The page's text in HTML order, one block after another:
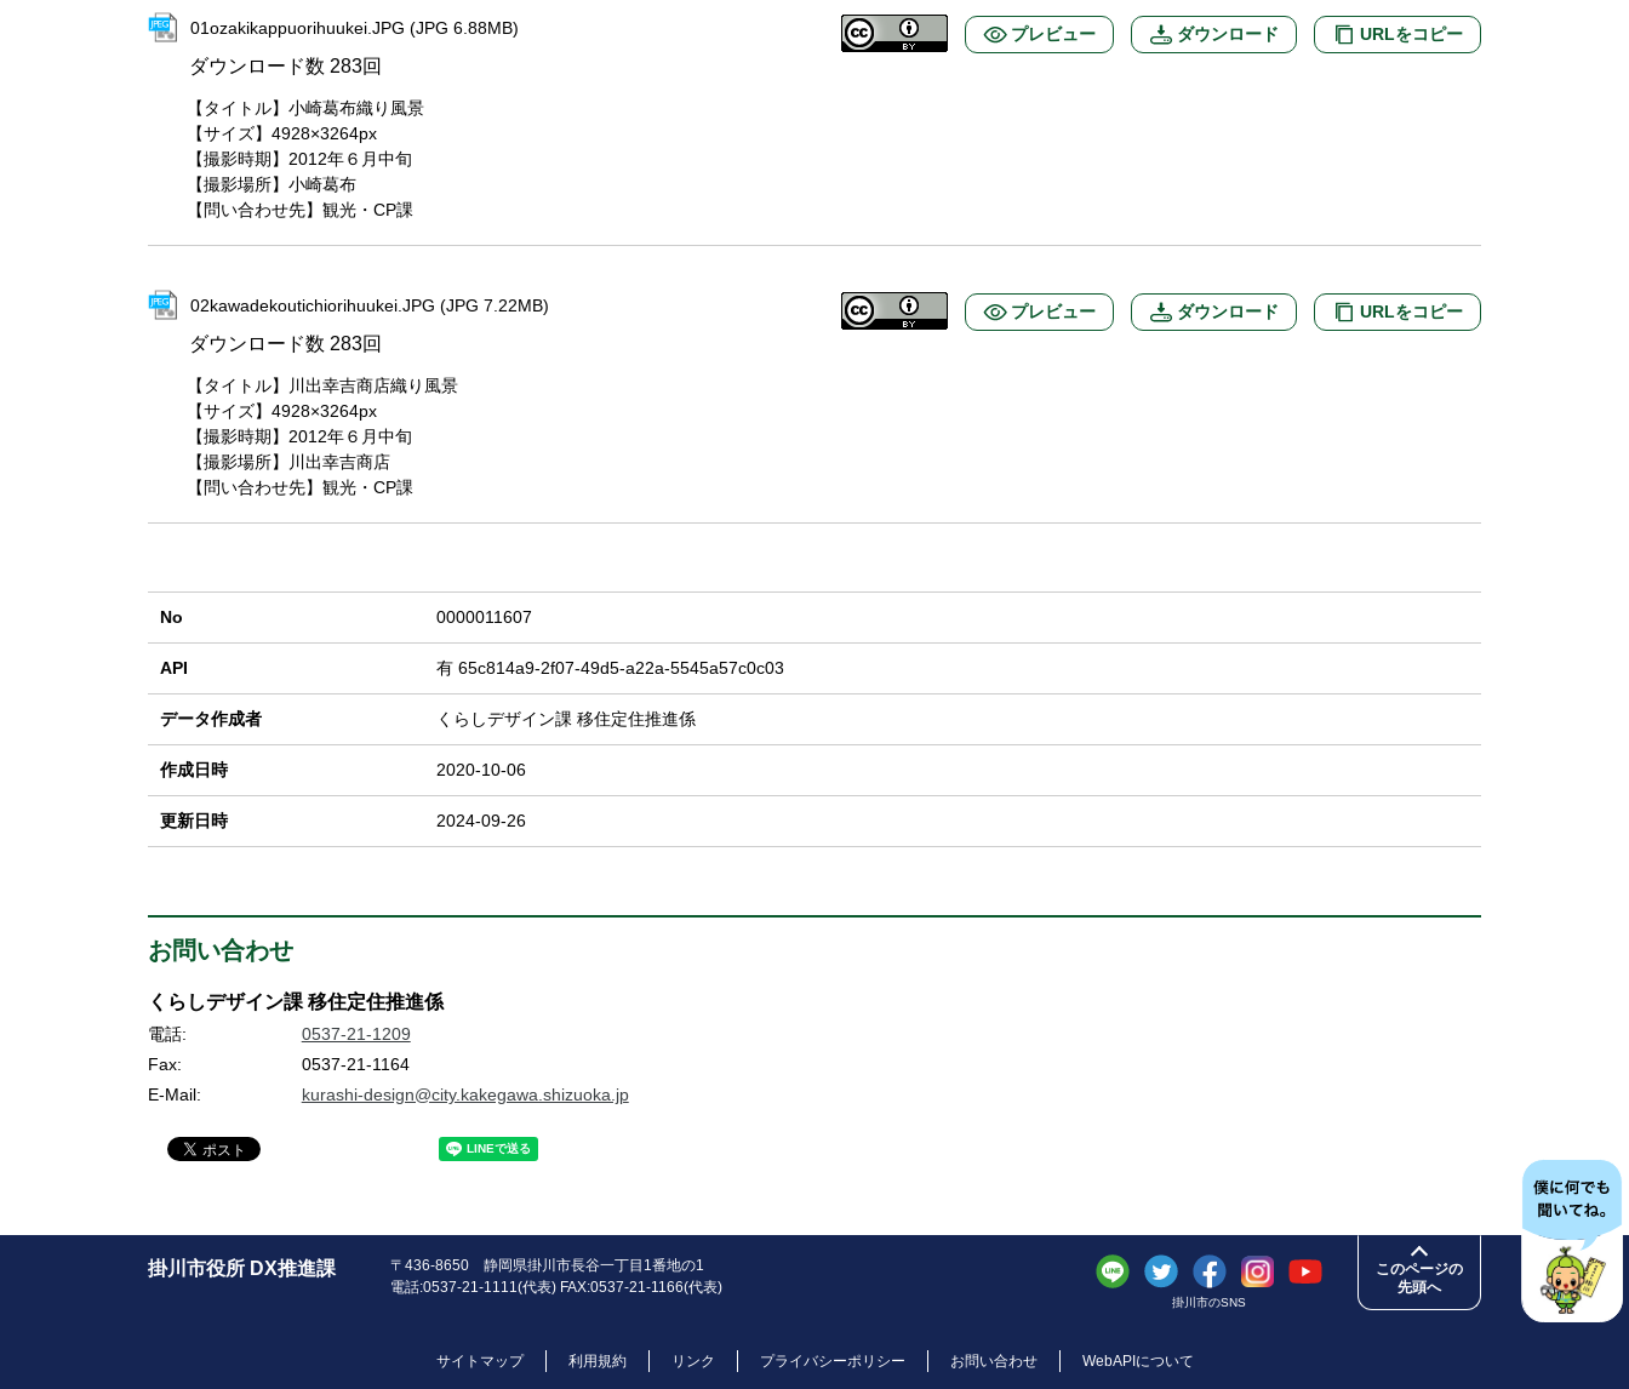
01ozakikappuorihuukei.JPG (JPG 6.88MB)
ダウンロード数 283回
プレビュー ダウンロード URLをコピー
【タイトル】小崎葛布織り風景
【サイズ】4928×3264px
【撮影時期】2012年６月中旬
【撮影場所】小崎葛布
【問い合わせ先】観光・CP課
02kawadekoutichiorihuukei.JPG (JPG 7.22MB)
ダウンロード数 283回
プレビュー ダウンロード URLをコピー
【タイトル】川出幸吉商店織り風景
【サイズ】4928×3264px
【撮影時期】2012年６月中旬
【撮影場所】川出幸吉商店
【問い合わせ先】観光・CP課
No 0000011607
API 有 65c814a9-2f07-49d5-a22a-5545a57c0c03
データ作成者 くらしデザイン課 移住定住推進係
作成日時 2020-10-06
更新日時 2024-09-26
お問い合わせ
くらしデザイン課 移住定住推進係
電話:
0537-21-1209
Fax:
0537-21-1164
E-Mail:
kurashi-design@city.kakegawa.shizuoka.jp
このページの
先頭へ
掛川市役所 DX推進課
〒436-8650 静岡県掛川市長谷一丁目1番地の1
電話:0537-21-1111(代表) FAX:0537-21-1166(代表)
掛川市のSNS
サイトマップ 利用規約 リンク プライバシーポリシー お問い合わせ WebAPIについて